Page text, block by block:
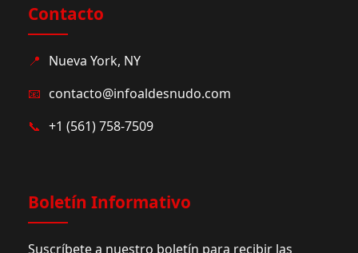
Contacto
📍 Nueva York, NY
📧 contacto@infoaldesnudo.com
📞 +1 (561) 758-7509
Boletín Informativo
Suscríbete a nuestro boletín para recibir las